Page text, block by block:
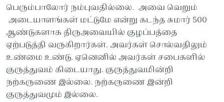
பெரும்பாலோர் நம்புவதில்லை. அவை வெறும்
அடையாளங்கள் மட்டுமே என்று கடந்த சுமார் 500
ஆண்டுகளாக திருஅவையில் குழப்பத்தை
ஏற்படுத்தி வருகிறார்கள். அவர்கள் சொல்வதிலும்
உண்மை உண்டு. ஏனெனில் அவர்கள் சபைகளில்
குருத்துவம் கிடையாது. குருத்துவமின்றி
நற்கருணை இல்லை. நற்கருணை இன்றி
குருத்துவமும் இல்லை.